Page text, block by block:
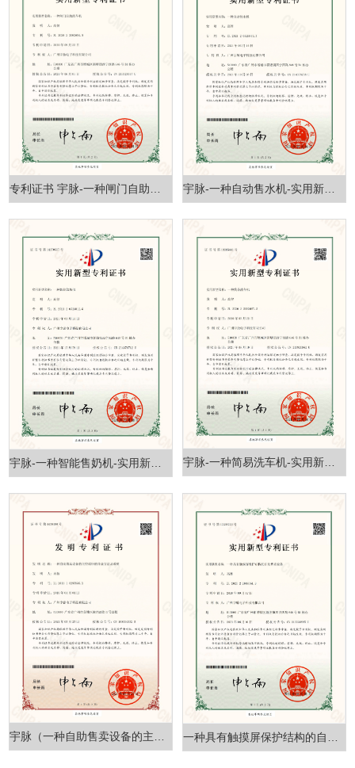
宇脉-一种智能售奶机-实用新型专利证书(
宇脉（一种自助售卖设备的主控程序的升级方法及系统）证书